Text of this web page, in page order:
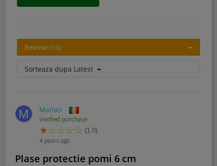
Review (16)
Sorteaza dupa Latest
M Marian
Verified purchase
(1.0)
4 years ago
Plase protectie pomi 6 cm